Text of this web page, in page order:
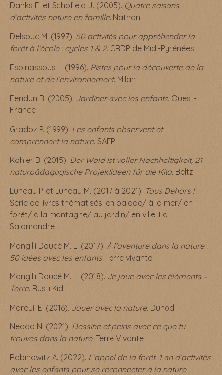
Danks F. et Schofield J. (2005). Quatre saisons
d’activités nature en famille. Nathan
Delsouc M. (1997). 50 activités pour appréhender la
forêt à l’école : cycles 1 & 2. CRDP de Midi-Pyrénées
Espinassous L. (1996). Pistes pour la découverte de la
nature et de l’environnement. Milan
Feridun B. (2005). Jardiner avec les enfants. Ouest-
France
Gradoz P. (1999). Les enfants observent et
comprennent la nature. SAEP
Kohler B. (2015). Der Wald ist voller Nachhaltigkeit, 21
naturpädagogische Projektideen für die Kita. Beltz
Luneau P. et Luneau M. (2017 à 2021). Tous Dehors !
Série de livres thématisés: en balade/ à la mer/ en
forêt/ à la montagne/ au jardin/ en ville. La
Salamandre
Mangilli Doucé M. L. (2017). À l’aventure dans la nature :
50 idées avec les enfants. Terre vivante
Mangilli Doucé M. L. (2018). Je joue avec les éléments –
Terre. Rusti Kid
Mareuil E. (2016). Jouer avec la nature. Dunod
Neddo N. (2021). Dessine et peins avec ce que tu
trouves dans la nature. Terre Vivante
Rabinowitz A. (2022). L’appel de la forêt. 1 an d’activités
avec les enfants pour se reconnecter à la nature.